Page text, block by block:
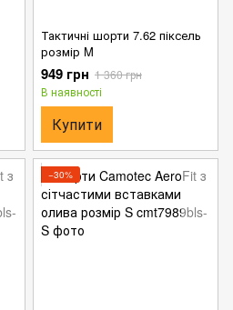
Тактичні шорти 7.62 піксель
розмір M
949 грн 1 360 грн
В наявності
Купити
−30%